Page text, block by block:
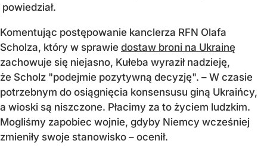
powiedział.
Komentując postępowanie kanclerza RFN Olafa
Scholza, który w sprawie dostaw broni na Ukrainę
zachowuje się niejasno, Kułeba wyraził nadzieję,
że Scholz "podejmie pozytywną decyzję". – W czasie
potrzebnym do osiągnięcia konsensusu giną Ukraińcy,
a wioski są niszczone. Płacimy za to życiem ludzkim.
Mogliśmy zapobiec wojnie, gdyby Niemcy wcześniej
zmieniły swoje stanowisko – ocenił.